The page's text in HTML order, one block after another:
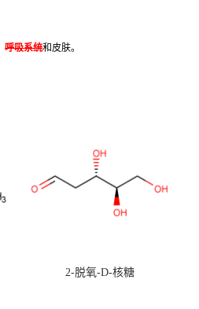
呼吸系统和皮肤。
2-脱氧-D-核糖